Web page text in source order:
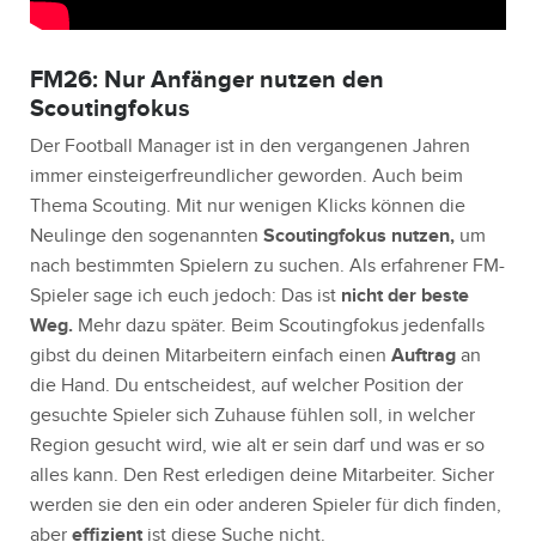
FM26: Nur Anfänger nutzen den
Scoutingfokus
Der Football Manager ist in den vergangenen Jahren
immer einsteigerfreundlicher geworden. Auch beim
Thema Scouting. Mit nur wenigen Klicks können die
Neulinge den sogenannten Scoutingfokus nutzen, um
nach bestimmten Spielern zu suchen. Als erfahrener FM-
Spieler sage ich euch jedoch: Das ist nicht der beste
Weg. Mehr dazu später. Beim Scoutingfokus jedenfalls
gibst du deinen Mitarbeitern einfach einen Auftrag an
die Hand. Du entscheidest, auf welcher Position der
gesuchte Spieler sich Zuhause fühlen soll, in welcher
Region gesucht wird, wie alt er sein darf und was er so
alles kann. Den Rest erledigen deine Mitarbeiter. Sicher
werden sie den ein oder anderen Spieler für dich finden,
aber effizient ist diese Suche nicht.